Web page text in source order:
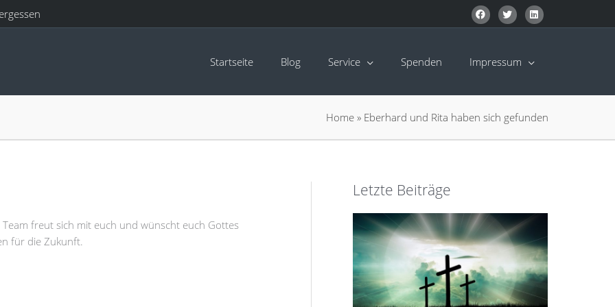
Startseite Blog Service Spenden Impressum
Home » Eberhard und Rita haben sich gefunden
Team freut sich mit euch und wünscht euch Gottes
für die Zukunft.
Letzte Beiträge